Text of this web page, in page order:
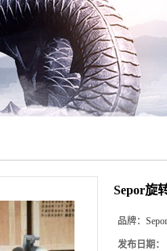
Sepor旋
品牌： Sepor
发布日期：